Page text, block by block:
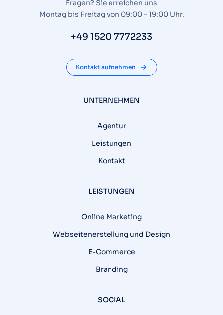
Fragen? Sie erreichen uns
Montag bis Freitag von 09:00 – 19:00 Uhr.
+49 1520 7772233
Kontakt aufnehmen
UNTERNEHMEN
Agentur
Leistungen
Kontakt
LEISTUNGEN
Online Marketing
Webseitenerstellung und Design
E-Commerce
Branding
SOCIAL